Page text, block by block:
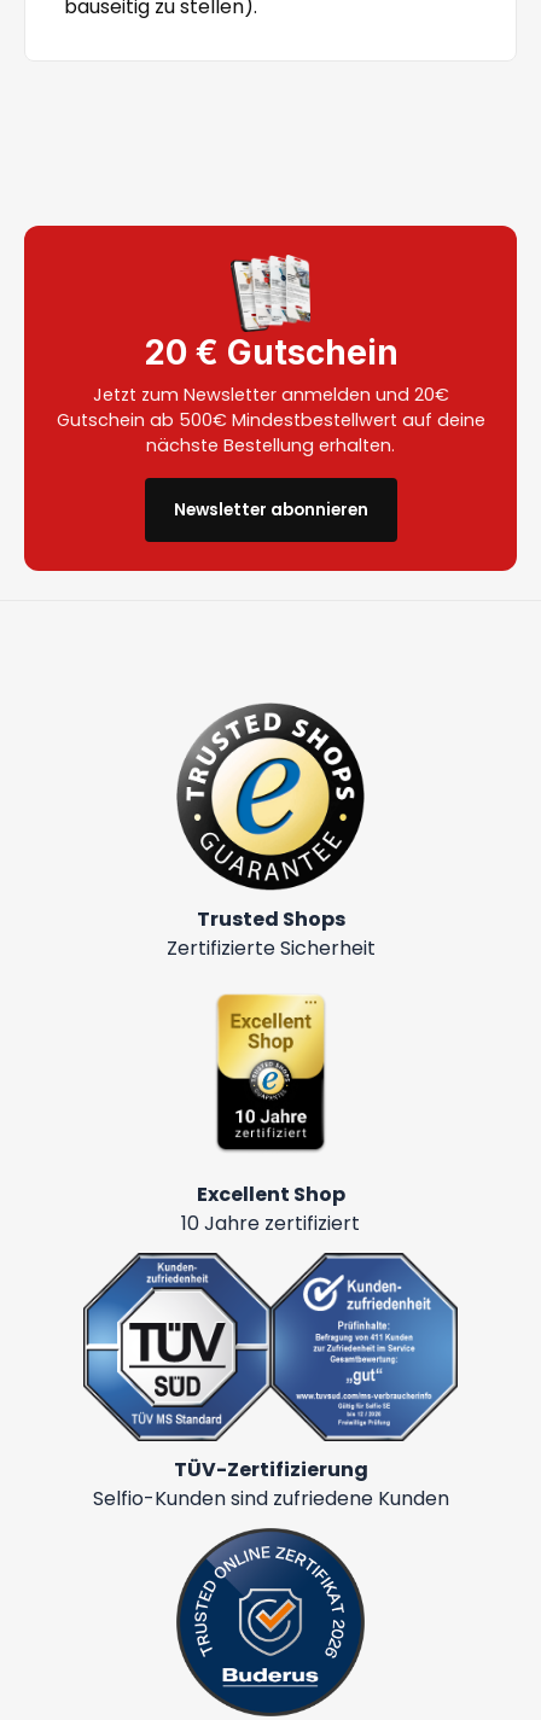
bauseitig zu stellen).
20 € Gutschein
Jetzt zum Newsletter anmelden und 20€
Gutschein ab 500€ Mindestbestellwert auf deine
nächste Bestellung erhalten.
Newsletter abonnieren
Trusted Shops
Zertifizierte Sicherheit
Excellent Shop
10 Jahre zertifiziert
TÜV-Zertifizierung
Selfio-Kunden sind zufriedene Kunden